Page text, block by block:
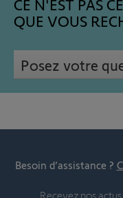
CE N'EST PAS CE
QUE VOUS
Posez votre
Besoin d’assistance ?
Recevez nos